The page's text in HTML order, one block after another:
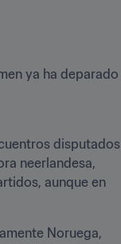
ya ha deparado
disputados
neerlandesa,
aunque en
Noruega,